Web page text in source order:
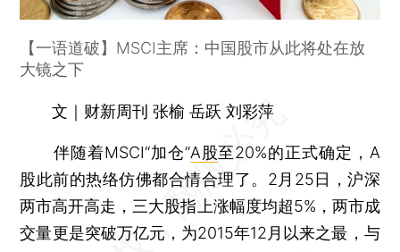
【一语道破】MSCI主席：中国股市从此将处在放
大镜之下
文｜财新周刊 张榆 岳跃 刘彩萍
伴随着MSCI“加仓”A股至20%的正式确定，A
股此前的热络仿佛都合情合理了。2月25日，沪深
两市高开高走，三大股指上涨幅度均超5%，两市成
交量更是突破万亿元，为2015年12月以来之最，与